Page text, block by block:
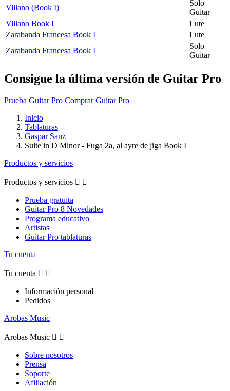
Villano (Book I)
Solo
Guitar
Villano Book I
Lute
Zarabanda Francesa Book I
Lute
Zarabanda Francesa Book I
Solo
Guitar
Consigue la última versión de Guitar Pro
Prueba Guitar Pro Comprar Guitar Pro
Inicio
Tablaturas
Gaspar Sanz
Suite in D Minor - Fuga 2a, al ayre de jiga Book I
Productos y servicios
Productos y servicios  
Prueba gratuita
Guitar Pro 8 Novedades
Programa educativo
Artistas
Guitar Pro tablaturas
Tu cuenta
Tu cuenta  
Información personal
Pedidos
Arobas Music
Arobas Music  
Sobre nosotros
Prensa
Soporte
Afiliación